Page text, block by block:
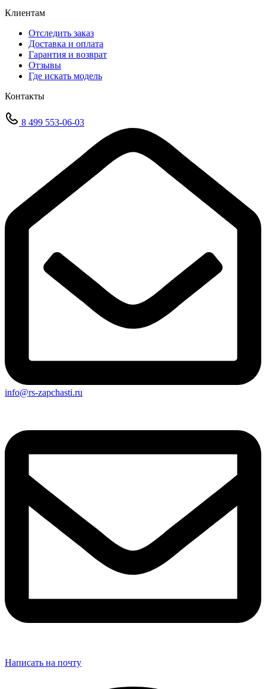
Клиентам
Отследить заказ
Доставка и оплата
Гарантия и возврат
Отзывы
Где искать модель
Контакты
8 499 553-06-03
info@rs-zapchasti.ru
Написать на почту